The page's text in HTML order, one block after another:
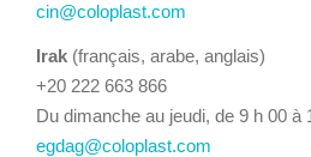
cin@coloplast.com
Irak (français, arabe, anglais)
+20 222 663 866
Du dimanche au jeudi, de 9 h 00 à
egdag@coloplast.com